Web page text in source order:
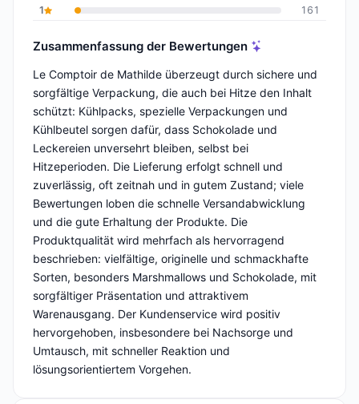
1
161
Zusammenfassung der Bewertungen
Le Comptoir de Mathilde überzeugt durch sichere und
sorgfältige Verpackung, die auch bei Hitze den Inhalt
schützt: Kühlpacks, spezielle Verpackungen und
Kühlbeutel sorgen dafür, dass Schokolade und
Leckereien unversehrt bleiben, selbst bei
Hitzeperioden. Die Lieferung erfolgt schnell und
zuverlässig, oft zeitnah und in gutem Zustand; viele
Bewertungen loben die schnelle Versandabwicklung
und die gute Erhaltung der Produkte. Die
Produktqualität wird mehrfach als hervorragend
beschrieben: vielfältige, originelle und schmackhafte
Sorten, besonders Marshmallows und Schokolade, mit
sorgfältiger Präsentation und attraktivem
Warenausgang. Der Kundenservice wird positiv
hervorgehoben, insbesondere bei Nachsorge und
Umtausch, mit schneller Reaktion und
lösungsorientiertem Vorgehen.